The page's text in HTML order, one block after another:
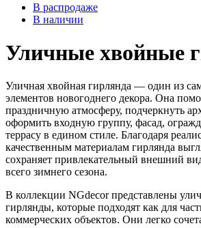
В распродаже
В наличии
Уличные хвойные
Уличная хвойная гирлянда — один из
элементов новогоднего декора. Она
праздничную атмосферу, подчеркнуть
оформить входную группу, фасад,
террасу в едином стиле. Благодаря
качественным материалам гирлянда
сохраняет привлекательный внешний
всего зимнего сезона.
В коллекции NGdecor представлены
гирлянды, которые подходят как для
коммерческих объектов. Они легко